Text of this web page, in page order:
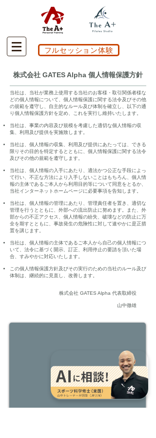
フルセッション体験
株式会社 GATES Alpha 個人情報保護方針
当社は、当社が業務上使用する当社のお客様・取引関係者様な
どの個人情報について、個人情報保護に関する法令及びその他
の規範を遵守し、自主的なルール及び体制を確立し、以下の通
り個人情報保護方針を定め、これを実行し維持いたします。
当社は、事業の内容及び規模を考慮した適切な個人情報の収
集、利用及び提供を実施致します。
当社は、個人情報の収集、利用及び提供にあたっては、できる
限りその目的を特定するとともに、個人情報保護に関する法令
及びその他の規範を遵守します。
当社は、個人情報の入手にあたり、適法かつ公正な手段によっ
て行い、不正な方法により入手しないことはもちろん、個人情
報の主体であるご本人から利用目的等について同意をとるか、
当社インターネットホームページに必要事項を告知します。
当社は、個人情報の管理にあたり、管理責任者を置き、適切な
管理を行うとともに、外部への流出防止に努めます。また、外
部からの不正アクセス、個人情報の紛失、破壊などの防止に万
全を期すとともに、事故発生の危険性に対して速やかに是正措
置を講じます。
当社は、個人情報の主体であるご本人から自己の個人情報につ
いて、法令に基づく開示、訂正、利用停止の要請を頂いた場
合、すみやかに対応いたします。
この個人情報保護方針及びその実行のための当社のルール及び
体制は、継続的に見直し、改善します。
株式会社 GATES Alpha 代表取締役
山中徹雄